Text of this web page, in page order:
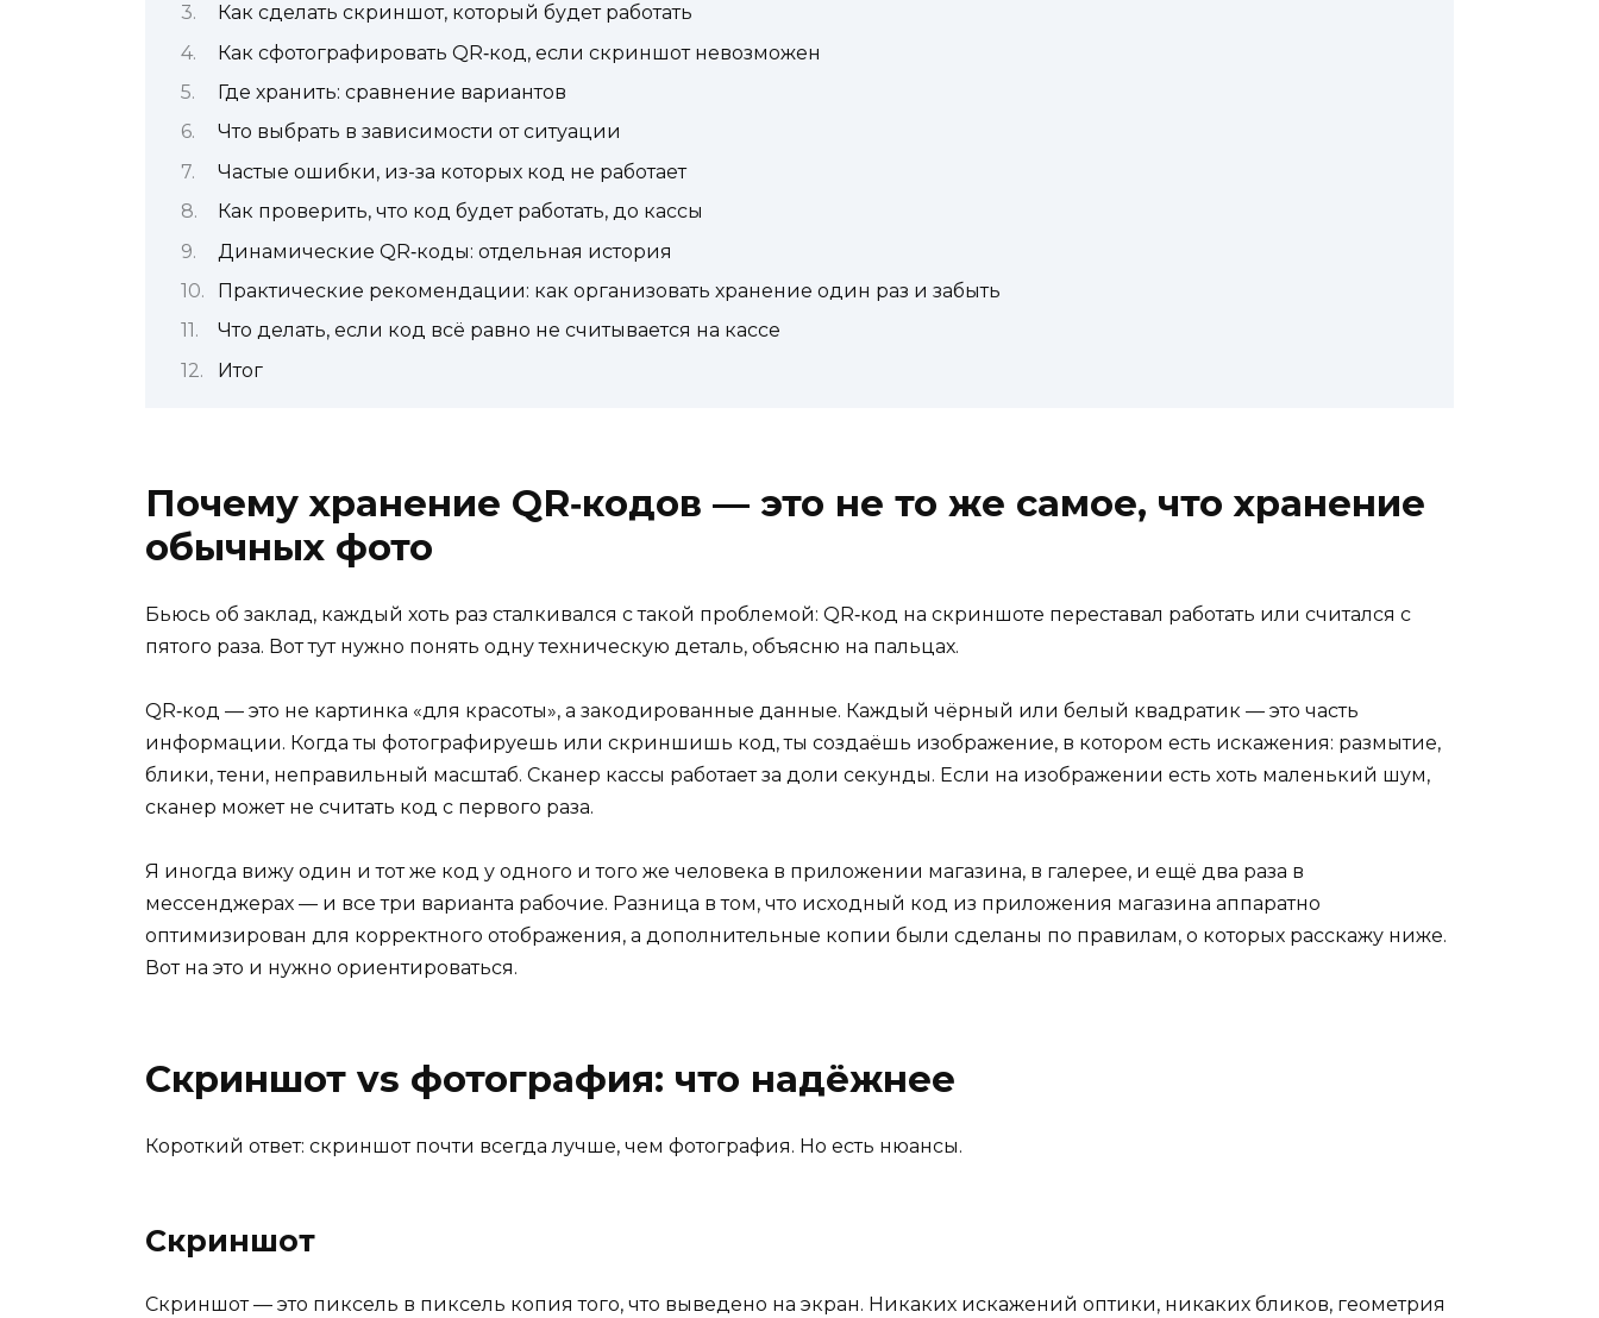
Как сделать скриншот, который будет работать
Как сфотографировать QR‑код, если скриншот невозможен
Где хранить: сравнение вариантов
Что выбрать в зависимости от ситуации
Частые ошибки, из-за которых код не работает
Как проверить, что код будет работать, до кассы
Динамические QR‑коды: отдельная история
Практические рекомендации: как организовать хранение один раз и забыть
Что делать, если код всё равно не считывается на кассе
Итог
Почему хранение QR‑кодов — это не то же самое, что хранение
обычных фото
Бьюсь об заклад, каждый хоть раз сталкивался с такой проблемой: QR‑код на скриншоте переставал работать или считался с
пятого раза. Вот тут нужно понять одну техническую деталь, объясню на пальцах.
QR‑код — это не картинка «для красоты», а закодированные данные. Каждый чёрный или белый квадратик — это часть
информации. Когда ты фотографируешь или скриншишь код, ты создаёшь изображение, в котором есть искажения: размытие,
блики, тени, неправильный масштаб. Сканер кассы работает за доли секунды. Если на изображении есть хоть маленький шум,
сканер может не считать код с первого раза.
Я иногда вижу один и тот же код у одного и того же человека в приложении магазина, в галерее, и ещё два раза в
мессенджерах — и все три варианта рабочие. Разница в том, что исходный код из приложения магазина аппаратно
оптимизирован для корректного отображения, а дополнительные копии были сделаны по правилам, о которых расскажу ниже.
Вот на это и нужно ориентироваться.
Скриншот vs фотография: что надёжнее
Короткий ответ: скриншот почти всегда лучше, чем фотография. Но есть нюансы.
Скриншот
Скриншот — это пиксель в пиксель копия того, что выведено на экран. Никаких искажений оптики, никаких бликов, геометрия